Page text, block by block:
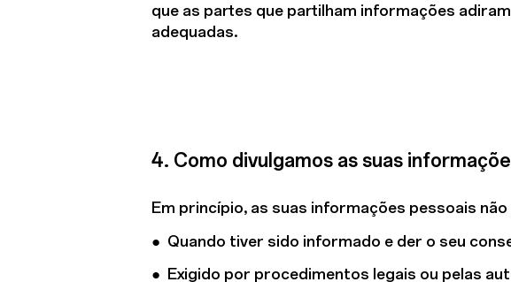
que as partes que partilham informações
adequadas.
4. Como divulgamos as suas
Em princípio, as suas informações pessoais
● Quando tiver sido informado e der o seu
● Exigido por procedimentos legais ou pelas